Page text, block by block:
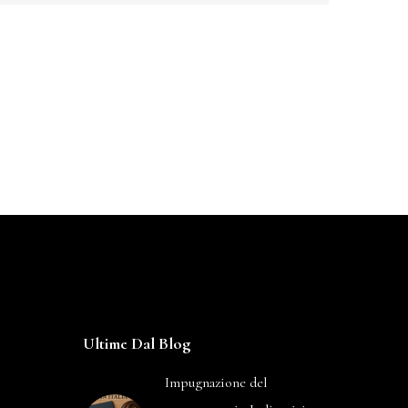
Ultime Dal Blog
Impugnazione del